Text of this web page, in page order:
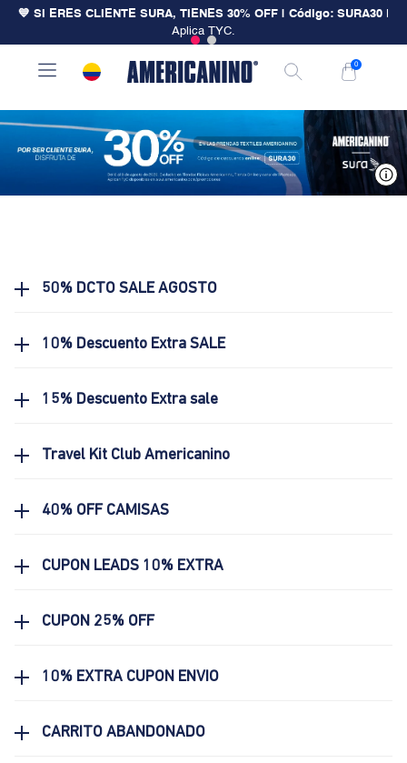
💙 SI ERES CLIENTE SURA, TIENES 30% OFF | Código: SURA30
Aplica TYC.
0
50% DCTO SALE AGOSTO
10% Descuento Extra SALE
15% Descuento Extra sale
Travel Kit Club Americanino
40% OFF CAMISAS
CUPON LEADS 10% EXTRA
CUPON 25% OFF
10% EXTRA CUPON ENVIO
CARRITO ABANDONADO